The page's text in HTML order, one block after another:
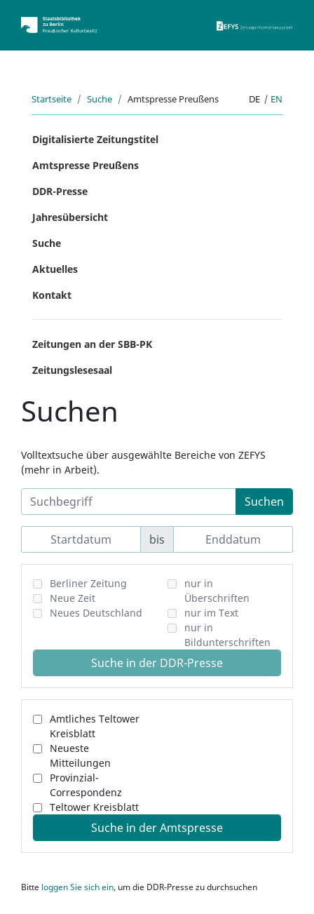
Startseite Suche Amtspresse Preußens DE | EN
Digitalisierte Zeitungstitel
Amtspresse Preußens
DDR-Presse
Jahresübersicht
Suche
Aktuelles
Kontakt
Zeitungen an der SBB-PK
Zeitungslesesaal
Suchen
Volltextsuche über ausgewählte Bereiche von ZEFYS
(mehr in Arbeit).
Suchen
bis
Berliner Zeitung
Neue Zeit
Neues Deutschland
nur in
Überschriften
nur im Text
nur in
Bildunterschriften
Suche in der DDR-Presse
Amtliches Teltower
Kreisblatt
Neueste
Mitteilungen
Provinzial-
Correspondenz
Teltower Kreisblatt
Suche in der Amtspresse
Bitte loggen Sie sich ein, um die DDR-Presse zu durchsuchen